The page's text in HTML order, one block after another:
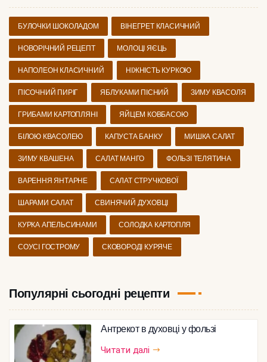
БУЛОЧКИ ШОКОЛАДОМ ВІНЕГРЕТ КЛАСИЧНИЙ
НОВОРІЧНИЙ РЕЦЕПТ МОЛОЦІ ЯЄЦЬ
НАПОЛЕОН КЛАСИЧНИЙ НІЖНІСТЬ КУРКОЮ
ПІСОЧНИЙ ПИРІГ ЯБЛУКАМИ ПІСНИЙ ЗИМУ КВАСОЛЯ
ГРИБАМИ КАРТОПЛЯНІ ЯЙЦЕМ КОВБАСОЮ
БІЛОЮ КВАСОЛЕЮ КАПУСТА БАНКУ МИШКА САЛАТ
ЗИМУ КВАШЕНА САЛАТ МАНГО ФОЛЬЗІ ТЕЛЯТИНА
ВАРЕННЯ ЯНТАРНЕ САЛАТ СТРУЧКОВОЇ
ШАРАМИ САЛАТ СВИНЯЧИЙ ДУХОВЦІ
КУРКА АПЕЛЬСИНАМИ СОЛОДКА КАРТОПЛЯ
СОУСІ ГОСТРОМУ СКОВОРОДІ КУРЯЧЕ
Популярні сьогодні рецепти
Антрекот в духовці у фользі
Читати далі